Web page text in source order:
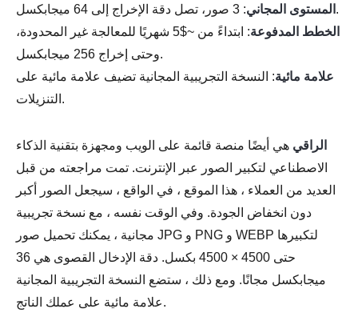
المستوى المجاني : 3 صور، تصل دقة الإخراج إلى 64 ميجابكسل.
الخطط المدفوعة
: ابتداءً من ~$5 شهريًا للمعالجة غير المحدودة،
وحتى إخراج 256 ميجابكسل.
علامة مائية: النسخة التجريبية المجانية تضيف علامة مائية على
التنزيلات.
الراقي هي أيضًا منصة قائمة على الويب ومجهزة بتقنية الذكاء
الاصطناعي لتكبير الصور عبر الإنترنت. تمت مراجعته من قبل
العديد من العملاء ، هذا الموقع ، في الواقع ، سيجعل الصور أكبر
دون انخفاض الجودة. وفي الوقت نفسه ، مع نسخة تجريبية
مجانية ، يمكنك تحميل صور JPG و PNG و WEBP لتكبيرها
حتى 4500 × 4500 بكسل. دقة الإدخال القصوى هي 36
ميجابكسل مجانًا. ومع ذلك ، ستضع النسخة التجريبية المجانية
علامة مائية على عملك الناتج.